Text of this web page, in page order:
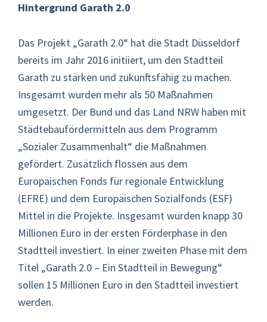
Hintergrund Garath 2.0
Das Projekt „Garath 2.0“ hat die Stadt Düsseldorf
bereits im Jahr 2016 initiiert, um den Stadtteil
Garath zu stärken und zukunftsfähig zu machen.
Insgesamt wurden mehr als 50 Maßnahmen
umgesetzt. Der Bund und das Land NRW haben mit
Städtebaufördermitteln aus dem Programm
„Sozialer Zusammenhalt“ die Maßnahmen
gefördert. Zusätzlich flossen aus dem
Europäischen Fonds für regionale Entwicklung
(EFRE) und dem Europäischen Sozialfonds (ESF)
Mittel in die Projekte. Insgesamt wurden knapp 30
Millionen Euro in der ersten Förderphase in den
Stadtteil investiert. In einer zweiten Phase mit dem
Titel „Garath 2.0 – Ein Stadtteil in Bewegung“
sollen 15 Millionen Euro in den Stadtteil investiert
werden.